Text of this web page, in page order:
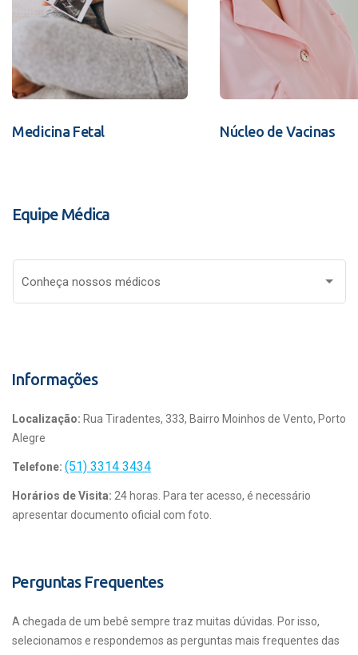
Medicina Fetal Núcleo de Vacinas
Equipe Médica
Conheça nossos médicos
Informações
Localização: Rua Tiradentes, 333, Bairro Moinhos de Vento, Porto
Alegre
Telefone: (51) 3314 3434
Horários de Visita: 24 horas. Para ter acesso, é necessário
apresentar documento oficial com foto.
Perguntas Frequentes
A chegada de um bebê sempre traz muitas dúvidas. Por isso,
selecionamos e respondemos as perguntas mais frequentes das